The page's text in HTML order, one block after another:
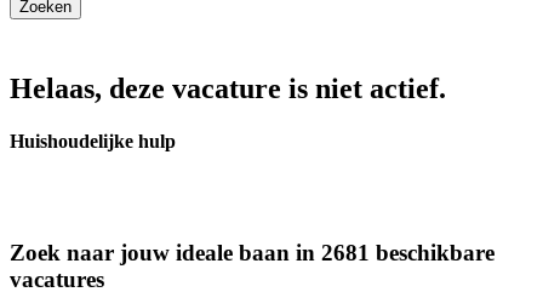
Helaas, deze vacature is niet actief.
Huishoudelijke hulp
Zoek naar jouw ideale baan in 2681 beschikbare
vacatures